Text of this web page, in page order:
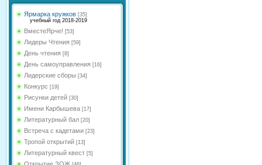
Ярмарка кружков [35]
учебный год 2018-2019
ВместеЯрче! [53]
Лидеры Чтения [59]
День чтения [8]
День самоуправления [16]
Лидерские сборы [34]
Конкурс [19]
Рисунки детей [30]
Имени Карбышева [17]
Литературный бал [20]
Встреча с кадетами [23]
Тропой открытий [13]
Литературный квест [5]